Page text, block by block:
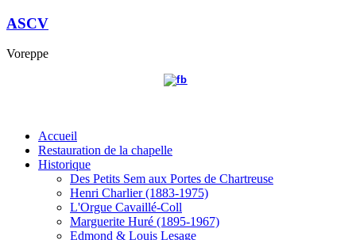
ASCV
Voreppe
Accueil
Restauration de la chapelle
Historique
Des Petits Sem aux Portes de Chartreuse
Henri Charlier (1883-1975)
L'Orgue Cavaillé-Coll
Marguerite Huré (1895-1967)
Edmond & Louis Lesage